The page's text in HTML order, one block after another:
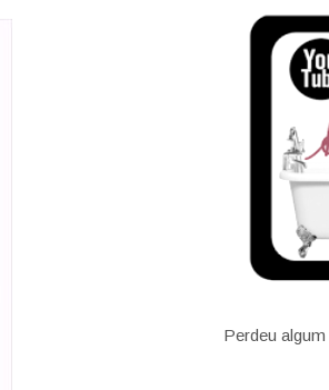
Perdeu